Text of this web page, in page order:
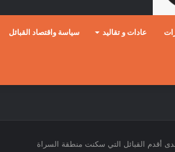
عادات و تقاليد سياسة واقتصاد القبائل
أقدم القبائل التي سكنت منطقة السراة